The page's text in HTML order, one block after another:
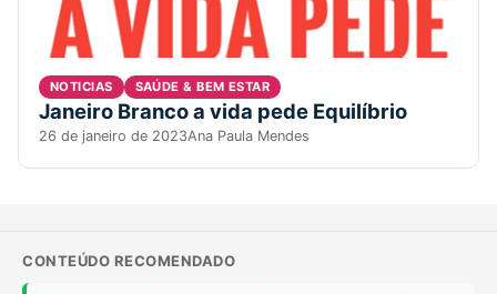
NOTICIAS SAÚDE & BEM ESTAR
Janeiro Branco a vida pede Equilíbrio
26 de janeiro de 2023Ana Paula Mendes
CONTEÚDO RECOMENDADO